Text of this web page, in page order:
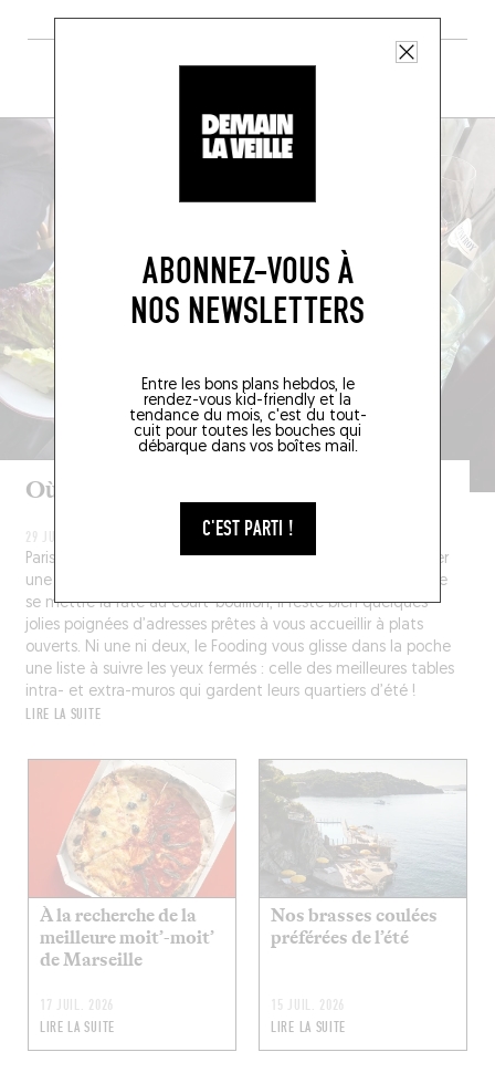
ABONNEZ-VOUS À
NOS NEWSLETTERS
Entre les bons plans hebdos, le
rendez-vous kid-friendly et la
tendance du mois, c'est du tout-
cuit pour toutes les bouches qui
débarque dans vos boîtes mail.
C'EST PARTI !
+ DE LA CRÈME DE LA CRÈME
Où manger en août à Paris ?
29 JUIL. 2026
Paris presque désert, c’est super... reste à savoir où boulotter
une digne formule entrée, plat, dessert ! Mais pas besoin de
se mettre la rate au court-bouillon, il reste bien quelques
jolies poignées d’adresses prêtes à vous accueillir à plats
ouverts. Ni une ni deux, le Fooding vous glisse dans la poche
une liste à suivre les yeux fermés : celle des meilleures tables
intra- et extra-muros qui gardent leurs quartiers d’été !
LIRE LA SUITE
À la recherche de la
meilleure moit’-moit’
de Marseille
17 JUIL. 2026
LIRE LA SUITE
Nos brasses coulées
préférées de l’été
15 JUIL. 2026
LIRE LA SUITE